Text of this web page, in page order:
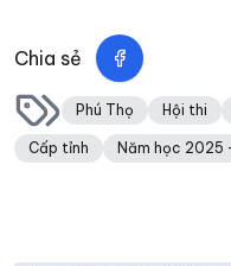
Chia sẻ
Phú Thọ Hội thi
Cấp tỉnh Năm học 2025